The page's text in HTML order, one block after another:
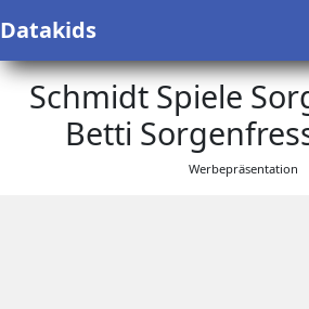
Datakids
Schmidt Spiele
Betti
Werbepräsentation